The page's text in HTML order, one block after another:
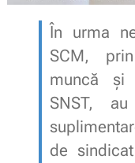
În urma
SCM,
muncă și
SNST,
de